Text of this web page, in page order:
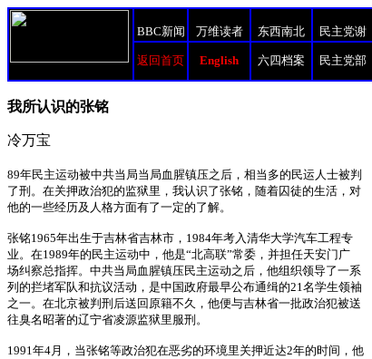
BBC新闻 万维读者 东西南北 民主党谢
返回首页 English 六四档案 民主党部
我所认识的张铭
冷万宝
89年民主运动被中共当局当局血腥镇压之后，相当多的民运人士被判
了刑。在关押政治犯的监狱里，我认识了张铭，随着囚徒的生活，对
他的一些经历及人格方面有了一定的了解。
张铭1965年出生于吉林省吉林市，1984年考入清华大学汽车工程专
业。在1989年的民主运动中，他是“北高联”常委，并担任天安门广
场纠察总指挥。中共当局血腥镇压民主运动之后，他组织领导了一系
列的拦堵军队和抗议活动，是中国政府最早公布通缉的21名学生领袖
之一。在北京被判刑后送回原籍不久，他便与吉林省一批政治犯被送
往臭名昭著的辽宁省凌源监狱里服刑。
1991年4月，当张铭等政治犯在恶劣的环境里关押近达2年的时间，他